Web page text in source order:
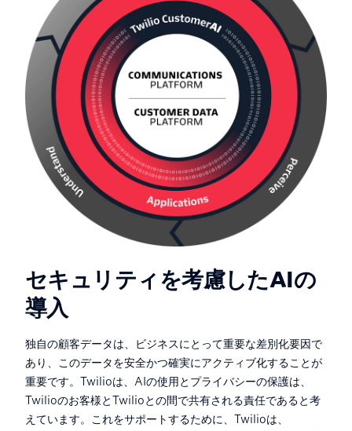
セキュリティを考慮したAIの
導入
独自の顧客データは、ビジネスにとって重要な差別化要因で
あり、このデータを安全かつ確実にアクティブ化することが
重要です。Twilioは、AIの使用とプライバシーの保護は、
Twilioのお客様とTwilioとの間で共有される責任であると考
えています。これをサポートするために、Twilioは、